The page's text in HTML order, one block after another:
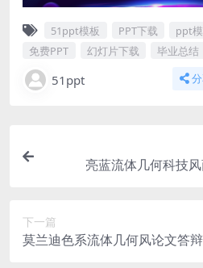
51ppt模板 PPT下载 ppt
免费PPT
幻灯片下载 毕业总结
51ppt
亮蓝流体几何科技
下一篇
莫兰迪色系流体几何风论文答